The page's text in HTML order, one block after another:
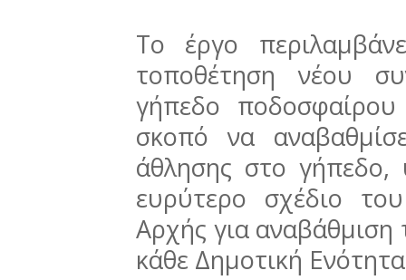
Το έργο
τοποθέτηση νέου
γήπεδο
σκοπό να
άθλησης στο γήπεδο,
ευρύτερο σχέδιο
Αρχής για
κάθε Δημοτική